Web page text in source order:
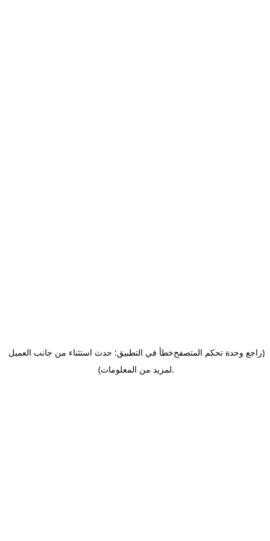
خطأ في التطبيق: حدث استثناء من جانب العميل(راجع وحدة تحكم المتصفح
لمزيد من المعلومات).